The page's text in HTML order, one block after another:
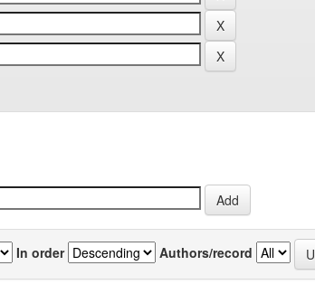
In order Authors/record